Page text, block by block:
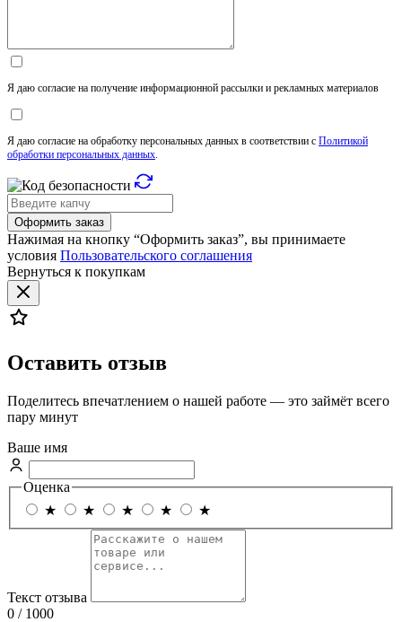
Я даю согласие на получение информационной рассылки и рекламных материалов
Я даю согласие на обработку персональных данных в соответствии с Политикой
обработки персональных данных.
Оформить заказ
Нажимая на кнопку “Оформить заказ”, вы принимаете
условия Пользовательского соглашения
Вернуться к покупкам
Оставить отзыв
Поделитесь впечатлением о нашей работе — это займёт всего
пару минут
Ваше имя
Оценка
★
★ ★ ★ ★
Текст отзыва
0 / 1000